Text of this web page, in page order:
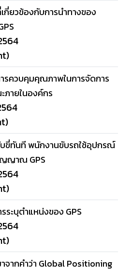
ยวข้องกับการนำทางของ
รควบคุมคุณภาพในการจัดการ
ภายในองค์กร
ขี่ทันที พนักงานขับรถใช้อุปกรณ์
ญาณ GPS
ระบุตำแหน่งของ GPS
จากคำว่า Global Positioning